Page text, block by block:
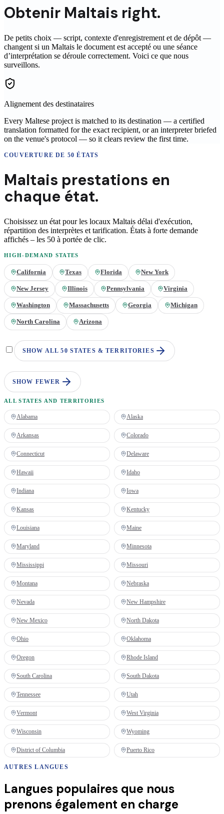
Obtenir Maltais right.
De petits choix — script, contexte d'enregistrement et de dépôt —
changent si un Maltais le document est accepté ou une séance
d’interprétation se déroule correctement. Voici ce que nous
surveillons.
Alignement des destinataires
Every Maltese project is matched to its destination — a certified
translation formatted for the exact recipient, or an interpreter briefed
on the venue's protocol — so it clears review the first time.
COUVERTURE DE 50 ÉTATS
Maltais prestations en
chaque état.
Choisissez un état pour les locaux Maltais délai d'exécution,
répartition des interprètes et tarification. États à forte demande
affichés – les 50 à portée de clic.
HIGH-DEMAND STATES
California Texas Florida New York
New Jersey Illinois Pennsylvania Virginia
Washington Massachusetts Georgia Michigan
North Carolina Arizona
SHOW ALL 50 STATES & TERRITORIES
SHOW FEWER
ALL STATES AND TERRITORIES
Alabama Alaska
Arkansas Colorado
Connecticut Delaware
Hawaii Idaho
Indiana Iowa
Kansas Kentucky
Louisiana Maine
Maryland Minnesota
Mississippi Missouri
Montana Nebraska
Nevada New Hampshire
New Mexico North Dakota
Ohio Oklahoma
Oregon Rhode Island
South Carolina South Dakota
Tennessee Utah
Vermont West Virginia
Wisconsin Wyoming
District of Columbia Puerto Rico
AUTRES LANGUES
Langues populaires que nous
prenons également en charge